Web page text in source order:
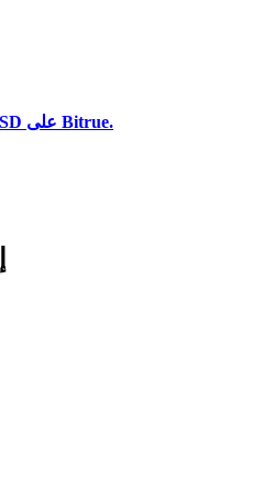
استخدم مجموعة متنوعة من خيارات الدفع لشراء StablR USD على Bitrue.